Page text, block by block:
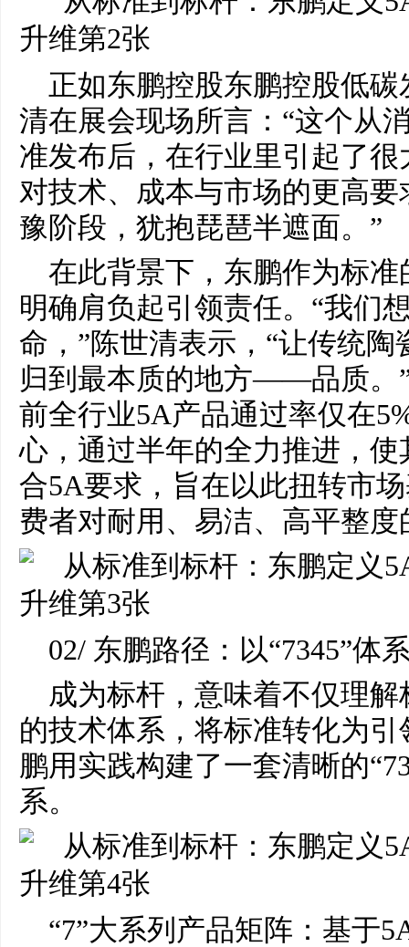
正如东鹏控股东鹏控股低
清在展会现场所言：“这个从
准发布后，在行业里引起了
对技术、成本与市场的更高
豫阶段，犹抱琵琶半遮面。”
在此背景下，东鹏作为标
明确肩负起引领责任。“我们
命，”陈世清表示，“让传统
归到最本质的地方——品质。
前全行业5A产品通过率仅在
心，通过半年的全力推进，
合5A要求，旨在以此扭转市
费者对耐用、易洁、高平整
02/ 东鹏路径：以“7345”体
成为标杆，意味着不仅理
的技术体系，将标准转化为
鹏用实践构建了一套清晰的
系。
“7”大系列产品矩阵：基于